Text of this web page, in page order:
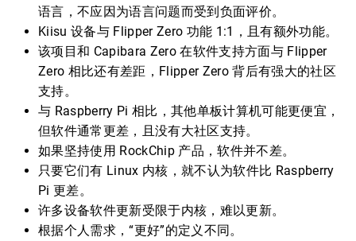
语言，不应因为语言问题而受到负面评价。
Kiisu 设备与 Flipper Zero 功能 1:1，且有额外功能。
该项目和 Capibara Zero 在软件支持方面与 Flipper
Zero 相比还有差距，Flipper Zero 背后有强大的社区
支持。
与 Raspberry Pi 相比，其他单板计算机可能更便宜，
但软件通常更差，且没有大社区支持。
如果坚持使用 RockChip 产品，软件并不差。
只要它们有 Linux 内核，就不认为软件比 Raspberry
Pi 更差。
许多设备软件更新受限于内核，难以更新。
根据个人需求，“更好”的定义不同。